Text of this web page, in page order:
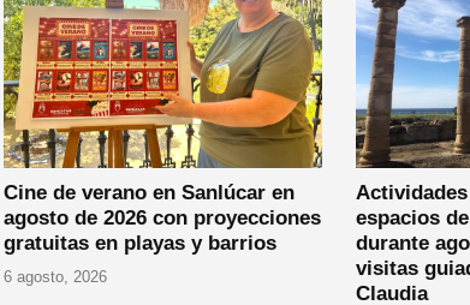
Cine de verano en Sanlúcar en
agosto de 2026 con proyecciones
gratuitas en playas y barrios
6 agosto, 2026
espacios
durante
visitas
Claudia